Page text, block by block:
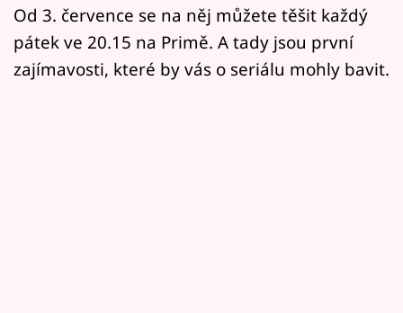
Sledujte nás
Od 3. července se na něj můžete těšit každý
pátek ve 20.15 na Primě. A tady jsou první
zajímavosti, které by vás o seriálu mohly bavit.